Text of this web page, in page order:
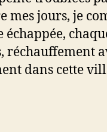
mes jours, je
échappée,
réchauffement
dans cette